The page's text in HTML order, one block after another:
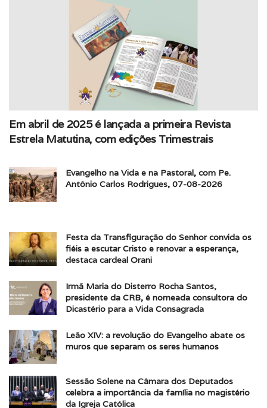
Em abril de 2025 é lançada a primeira Revista
Estrela Matutina, com edições Trimestrais
Evangelho na Vida e na Pastoral, com Pe.
Antônio Carlos Rodrigues, 07-08-2026
Festa da Transfiguração do Senhor convida os
fiéis a escutar Cristo e renovar a esperança,
destaca cardeal Orani
Irmã Maria do Disterro Rocha Santos,
presidente da CRB, é nomeada consultora do
Dicastério para a Vida Consagrada
Leão XIV: a revolução do Evangelho abate os
muros que separam os seres humanos
Sessão Solene na Câmara dos Deputados
celebra a importância da família no magistério
da Igreja Católica